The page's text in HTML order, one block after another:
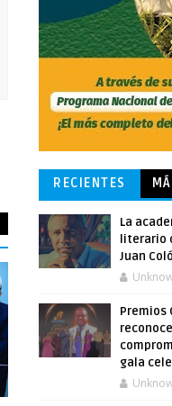
RECIENTES
La
literario
Juan
Premios
gala